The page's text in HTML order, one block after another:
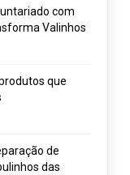
com
Valinhos
que
de
das